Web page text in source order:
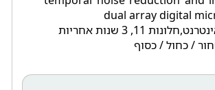
dual array digital
11, 3 שנות אחריות
/ כחול / כסוף